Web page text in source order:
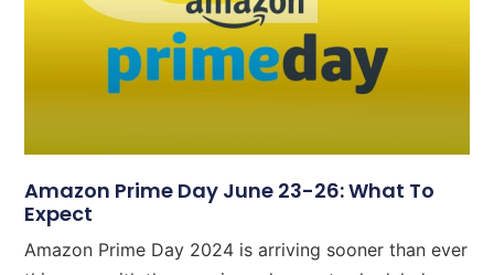
Amazon Prime Day June 23-26: What To
Expect
Amazon Prime Day 2024 is arriving sooner than ever